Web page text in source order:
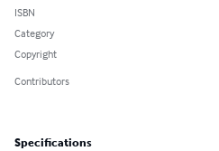
ISBN
Category
Copyright
Contributors
Specifications